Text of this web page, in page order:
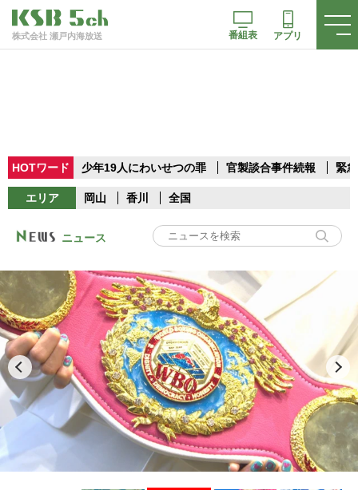
株式会社 瀬戸内海放送 番組表 アプリ
HOTワード 少年19人にわいせつの罪 官製談合事件続報 緊
エリア 岡山 香川 全国
ニュース
Play